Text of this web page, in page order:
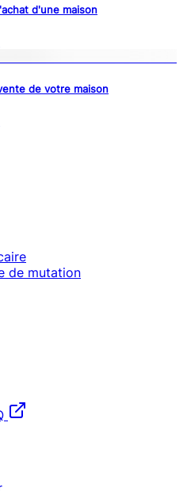
d'une maison
de votre maison
de mutation